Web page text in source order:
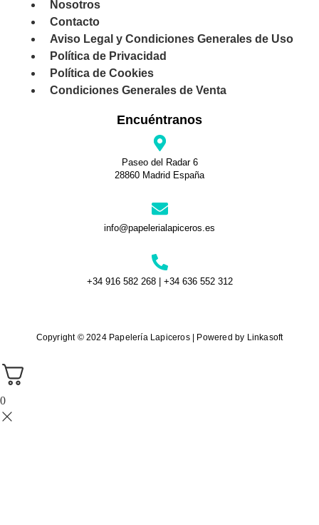
Nosotros
Contacto
Aviso Legal y Condiciones Generales de Uso
Política de Privacidad
Política de Cookies
Condiciones Generales de Venta
Encuéntranos
Paseo del Radar 6
28860 Madrid España
info@papelerialapiceros.es
+34 916 582 268 | +34 636 552 312
Copyright © 2024 Papelería Lapiceros | Powered by Linkasoft
0